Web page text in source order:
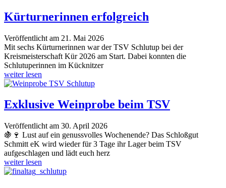
Kürturnerinnen erfolgreich
Veröffentlicht am 21. Mai 2026
Mit sechs Kürturnerinnen war der TSV Schlutup bei der
Kreismeisterschaft Kür 2026 am Start. Dabei konnten die
Schlutuperinnen im Kücknitzer
weiter lesen
Exklusive Weinprobe beim TSV
Veröffentlicht am 30. April 2026
🍇🍷 Lust auf ein genussvolles Wochenende? Das Schloßgut
Schmitt eK wird wieder für 3 Tage ihr Lager beim TSV
aufgeschlagen und lädt euch herz
weiter lesen